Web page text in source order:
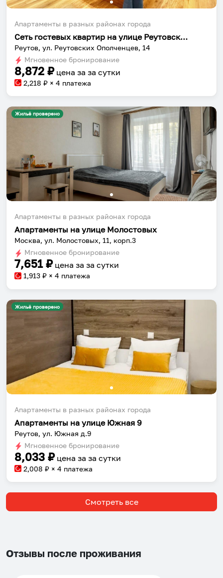
Апартаменты в разных районах города
Сеть гостевых квартир на улице Реутовских Ополченцев 14
Реутов, ул. Реутовских Ополченцев, 14
Мгновенное бронирование
8,872 ₽ цена за за сутки
2,218 ₽ × 4 платежа
Жильё проверено
Апартаменты в разных районах города
Апартаменты на улице Молостовых
Москва, ул. Молостовых, 11, корп.3
Мгновенное бронирование
7,651₽ цена за за сутки
1,913 ₽ × 4 платежа
Жильё проверено
Апартаменты в разных районах города
Апартаменты на улице Южная 9
Реутов, ул. Южная д.9
Мгновенное бронирование
8,033 ₽ цена за за сутки
2,008 ₽ × 4 платежа
Смотреть все
Отзывы после проживания